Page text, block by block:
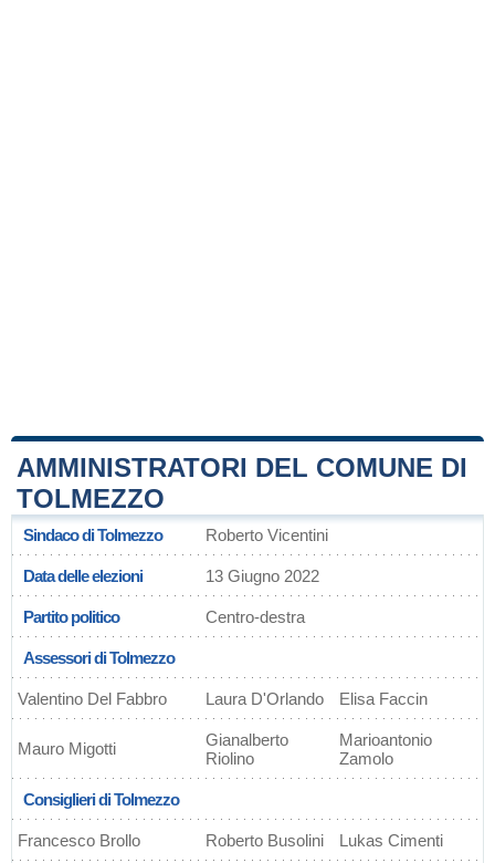
AMMINISTRATORI DEL COMUNE DI
TOLMEZZO
Sindaco di Tolmezzo Roberto Vicentini
Data delle elezioni 13 Giugno 2022
Partito politico Centro-destra
Assessori di Tolmezzo
Valentino Del Fabbro Laura D'Orlando Elisa Faccin
Mauro Migotti
Gianalberto
Riolino
Marioantonio
Zamolo
Consiglieri di Tolmezzo
Francesco Brollo Roberto Busolini Lukas Cimenti